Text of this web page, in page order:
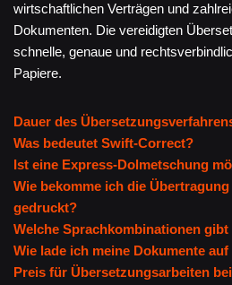
wirtschaftlichen Verträgen und
Dokumenten. Die vereidigten
schnelle, genaue und
Papiere.
Dauer des
Was bedeutet Swift-Correct?
Ist eine Express-Dolmetschung
Wie bekomme ich die
gedruckt?
Welche Sprachkombinationen
Wie lade ich meine Dokumente
Preis für Übersetzungsarbeiten